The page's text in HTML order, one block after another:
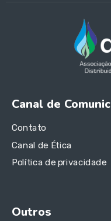
Canal de
Contato
Canal de Ética
Política de privacidade
Outros